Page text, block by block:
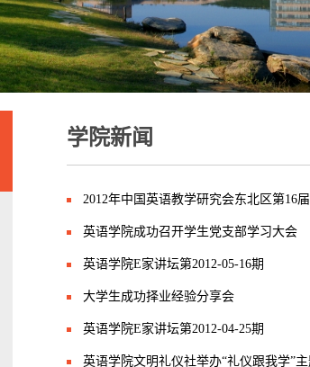
学院新闻
2012年中国英语教学研究会东北区第16
英语学院成功召开学生党支部学习大会
英语学院E家讲坛第2012-05-16期
大学生成功择业经验分享会
英语学院E家讲坛第2012-04-25期
英语学院文明礼仪社举办“礼仪跟我学”